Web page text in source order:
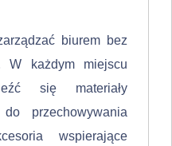
biurem bez
W każdym miejscu
się materiały
przechowywania
wspierające